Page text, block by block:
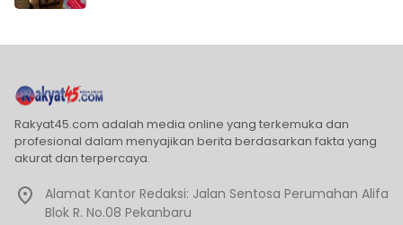
Rakyat45.com adalah media online yang terkemuka dan
profesional dalam menyajikan berita berdasarkan fakta yang
akurat dan terpercaya.
Alamat Kantor Redaksi: Jalan Sentosa Perumahan Alifa
Blok R. No.08 Pekanbaru